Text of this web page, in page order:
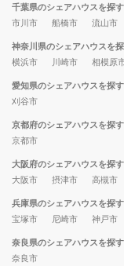
千葉県のシェアハウスを探す
市川市
船橋市 流山市
神奈川県のシェアハウスを
横浜市
川崎市 相模原
愛知県のシェアハウスを探す
刈谷市
京都府のシェアハウスを探す
京都市
大阪府のシェアハウスを探す
大阪市
摂津市 高槻市
兵庫県のシェアハウスを探す
宝塚市
尼崎市 神戸市
奈良県のシェアハウスを探す
奈良市